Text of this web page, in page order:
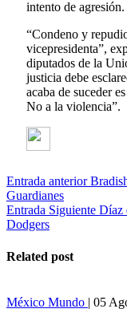
intento de agresión.
“Condeno y
vicepresidenta”,
diputados de la
justicia debe
acaba de suceder
No a la violencia”.
Entrada anterior
Guardianes
Entrada Siguiente Díaz
Dodgers
Related post
México Mundo | 05